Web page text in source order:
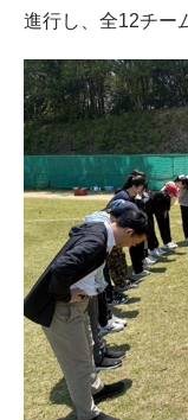
進行し、全12チー